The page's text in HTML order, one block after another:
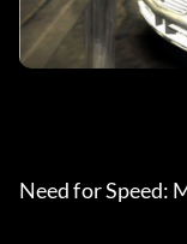
Need for Speed: